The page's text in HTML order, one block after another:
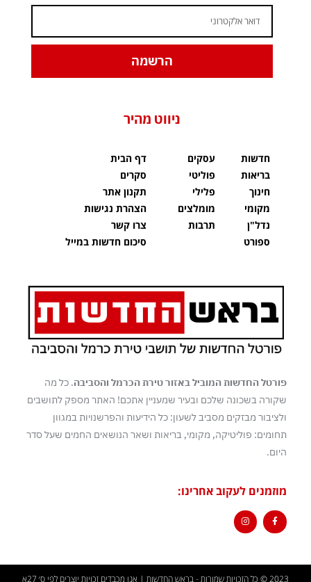
הרשמה
ניווט מהיר
חדשות
בריאות
חינוך
מקומי
נדל"ן
ספורט
עסקים
פוליטי
פלילי
מומלצים
תרבות
דף הבית
סקרים
תקנון אתר
הצהרת נגישות
צרו קשר
סיכום חדשות במייל
פורטל החדשות המוביל באזור טירת הכרמל והסביבה. כל מה
שקורה בשכונה שלכם ובעיר שמעניין אתכם! האתר מספק לתושבים
ולציבור מבזקים מסביב לשעון: כל הידיעות והפרשנויות במגוון
תחומים: פוליטיקה, מקומי, בריאות ושאר הנושאים החמים שעל סדר
היום.
מוזמנים לעקוב אחרינו:
2023 © כל הזכויות שמורות - בראש החדשות | אנו מכבדים זכויות יוצרים לפי ס׳ 27א